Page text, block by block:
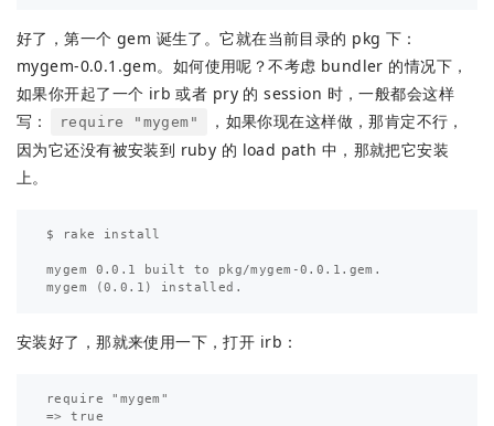
好了，第一个 gem 诞生了。它就在当前目录的 pkg 下：
mygem-0.0.1.gem。如何使用呢？不考虑 bundler 的情况下，
如果你开起了一个 irb 或者 pry 的 session 时，一般都会这样
写：
require "mygem"
，如果你现在这样做，那肯定不行，
因为它还没有被安装到 ruby 的 load path 中，那就把它安装
上。
$ rake install
mygem 0.0.1 built to pkg/mygem-0.0.1.gem.
安装好了，那就来使用一下，打开 irb：
require "mygem"
=> true